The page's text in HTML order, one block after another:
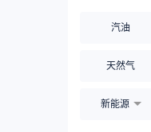
汽油
天然气
新能源